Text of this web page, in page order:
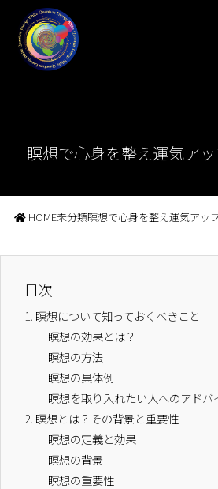
瞑想で心身を整え運気ア
HOME未分類瞑想で心身を整え運気アッ
目次
1. 瞑想について知っておくべきこと
瞑想の効果とは？
瞑想の方法
瞑想の具体例
瞑想を取り入れたい人へのアドバ
2. 瞑想とは？その背景と重要性
瞑想の定義と効果
瞑想の背景
瞑想の重要性